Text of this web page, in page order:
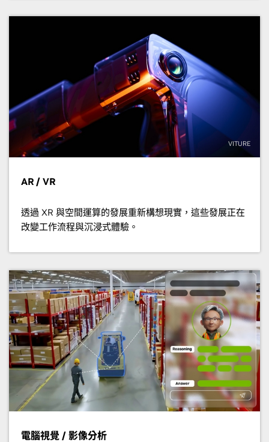
VITURE
AR / VR
透過 XR 與空間運算的發展重新構想現實，這些發展正在
改變工作流程與沉浸式體驗。
電腦視覺 / 影像分析